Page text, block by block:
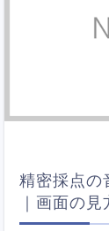
精密採点の
｜画面の